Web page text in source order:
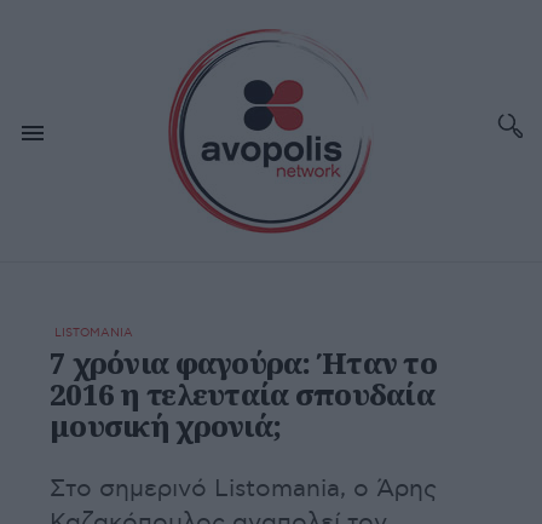
LISTOMANIA
7 χρόνια φαγούρα: Ήταν το
2016 η τελευταία σπουδαία
μουσική χρονιά;
Στο σημερινό Listomania, ο Άρης